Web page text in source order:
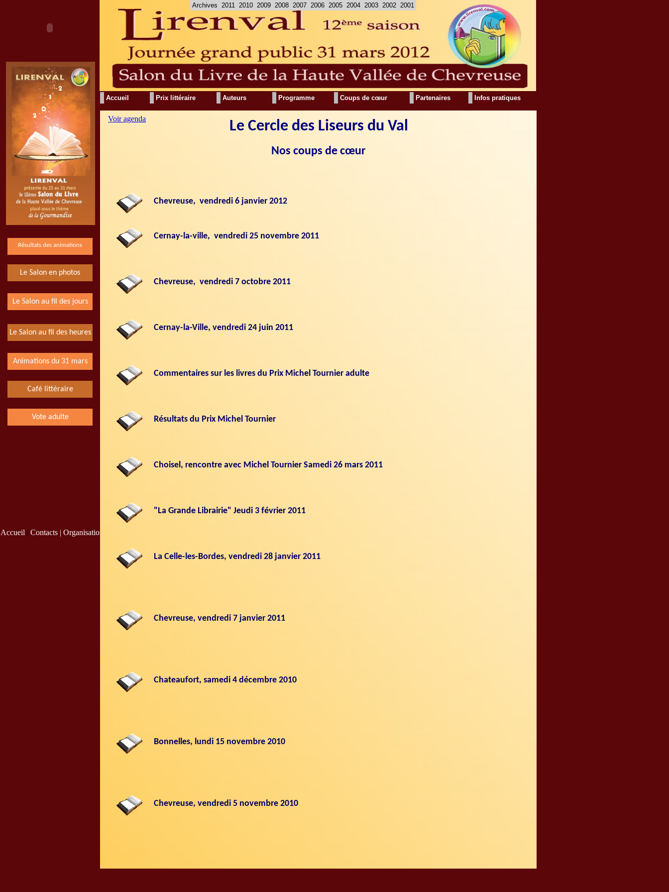
Accueil Coups de cœur
Programme
Prix littéraire Auteurs Partenaires Infos pratiques
Archives 2011 2010 2009 2008 2007 2006 2005 2004 2003 2002 2001
Résultats des animations
Le Salon en photos
Café littéraire
Le Salon au fil des heures
Vote adulte
Animations du 31 mars
Le Salon au fil des jours
Voir agenda Le Cercle des Liseurs du Val
Nos coups de cœur
Chevreuse, vendredi 6 janvier 2012
Cernay-la-ville, vendredi 25 novembre 2011
Chevreuse, vendredi 7 octobre 2011
Cernay-la-Ville, vendredi 24 juin 2011
Commentaires sur les livres du Prix Michel Tournier adulte
Résultats du Prix Michel Tournier
Choisel, rencontre avec Michel Tournier Samedi 26 mars 2011
"La Grande Librairie" Jeudi 3 février 2011
La Celle-les-Bordes, vendredi 28 janvier 2011
Chevreuse, vendredi 7 janvier 2011
Chateaufort, samedi 4 décembre 2010
Bonnelles, lundi 15 novembre 2010
Chevreuse, vendredi 5 novembre 2010
Accueil | Contacts | Organisation